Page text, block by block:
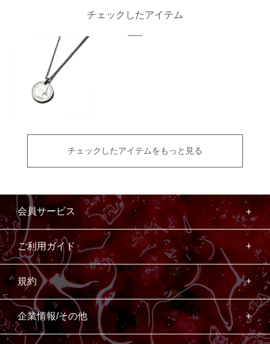
チェックしたアイテム
チェックしたアイテムをもっと見る
会員サービス
ご利用ガイド
規約
企業情報/その他